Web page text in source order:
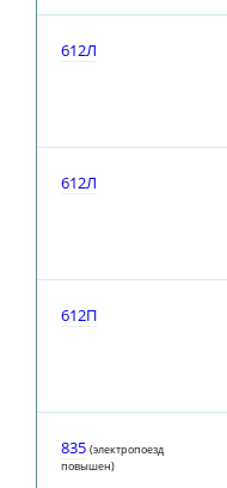
612Л
612Л
612П
835 (электропоезд
повышен)